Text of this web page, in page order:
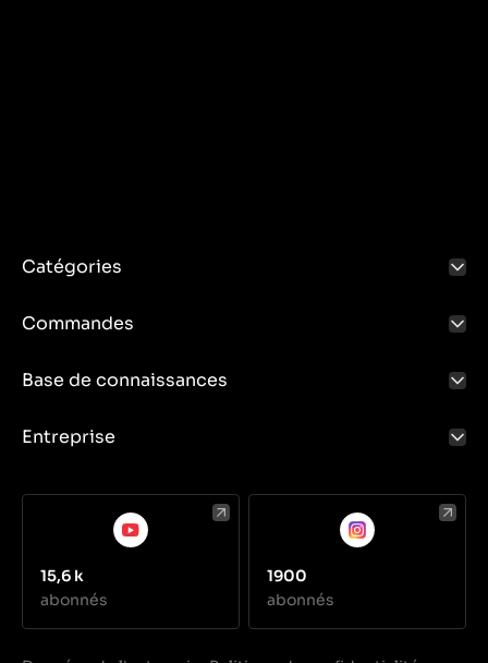
Catégories
Commandes
Base de connaissances
Entreprise
15,6 k
abonnés
1900
abonnés